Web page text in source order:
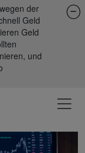
der
Geld
Geld
und